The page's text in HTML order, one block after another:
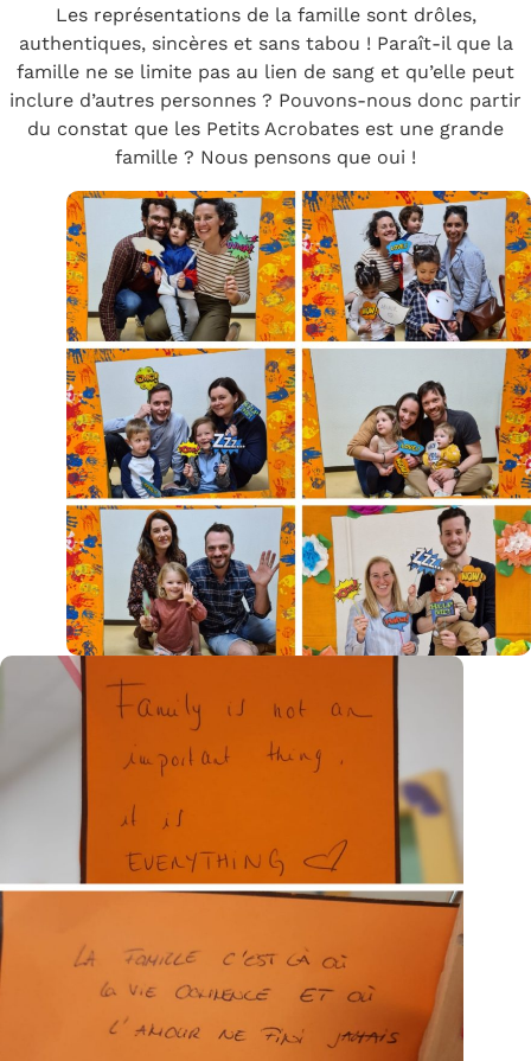
Les représentations de la famille sont drôles,
authentiques, sincères et sans tabou ! Paraît-il que la
famille ne se limite pas au lien de sang et qu’elle peut
inclure d’autres personnes ? Pouvons-nous donc partir
du constat que les Petits Acrobates est une grande
famille ? Nous pensons que oui !